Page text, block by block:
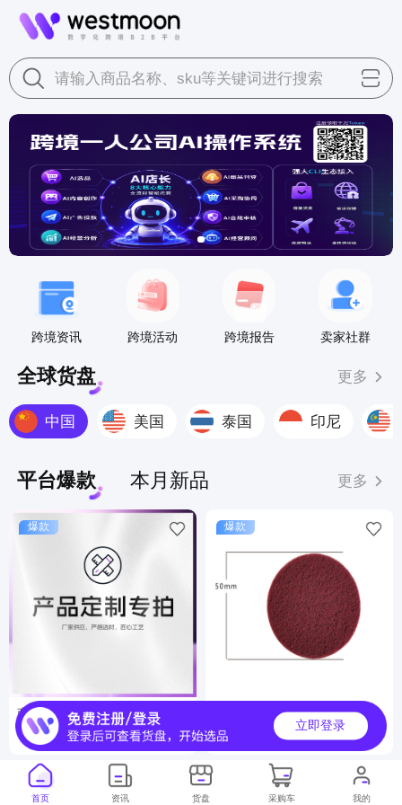
请输入商品名称、sku等关键词进行搜索
跨境资讯 跨境活动 跨境报告 卖家社群
全球货盘 更多
中国 美国 泰国 印尼
平台爆款 本月新品 更多
爆款
商品定制服务
月销 6000000+
爆款
工业百洁布
月销 500000+
立即登录
首页 资讯 货盘 采购车 我的